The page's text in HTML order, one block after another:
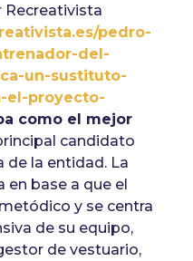
Recreativista
pedro-
del-
un-sustituto-
el-proyecto-
como el mejor
candidato
de la entidad. La
en base a que el
y se centra
de su equipo,
de vestuario,